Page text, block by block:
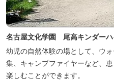
名古屋文化学園 尾高キンダーハ
幼児の自然体験の場として、ウ
集、キャンプファイヤーなど、
楽しむことができます。